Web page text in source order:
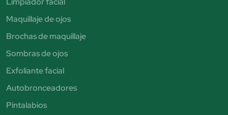
Maquillaje de ojos
Brochas de maquillaje
Sombras de ojos
Exfoliante facial
Autobronceadores
Pintalabios